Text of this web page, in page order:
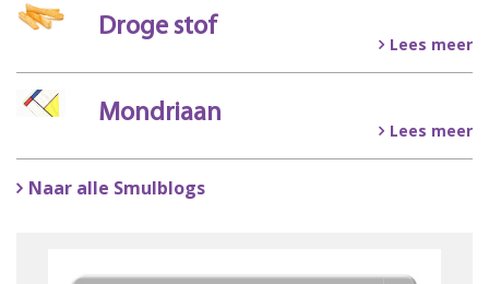
Droge stof
Lees meer
Mondriaan
Lees meer
Naar alle Smulblogs